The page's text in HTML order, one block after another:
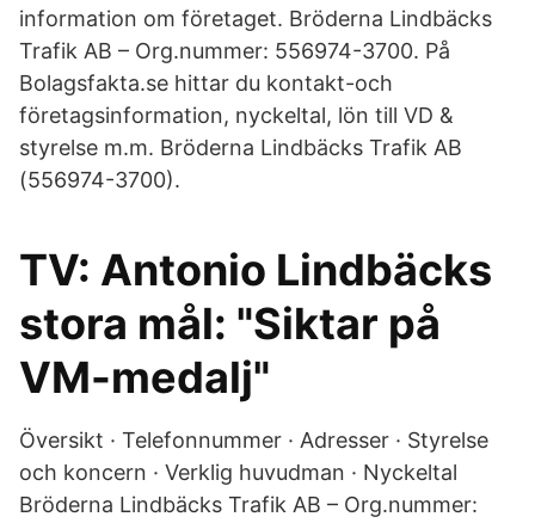
information om företaget. Bröderna Lindbäcks
Trafik AB – Org.nummer: 556974-3700. På
Bolagsfakta.se hittar du kontakt-och
företagsinformation, nyckeltal, lön till VD &
styrelse m.m. Bröderna Lindbäcks Trafik AB
(556974-3700).
TV: Antonio Lindbäcks
stora mål: "Siktar på
VM-medalj"
Översikt · Telefonnummer · Adresser · Styrelse
och koncern · Verklig huvudman · Nyckeltal
Bröderna Lindbäcks Trafik AB – Org.nummer: